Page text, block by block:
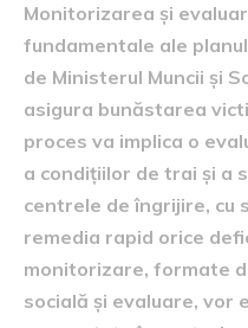
Monitorizarea și
fundamentale ale
de Ministerul Muncii și
asigura bunăstarea
proces va implica o
a condițiilor de trai și a
centrele de îngrijire, cu
remedia rapid orice
monitorizare, formate
socială și evaluare, vor